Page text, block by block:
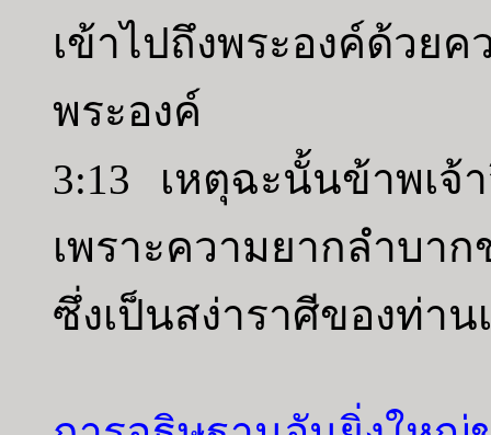
เข้าไปถึงพระองค์ด้วย
พระองค์
3:13 เหตุฉะนั้นข้าพเจ้
เพราะความยากลำบา
ซึ่งเป็นสง่าราศีของท่าน